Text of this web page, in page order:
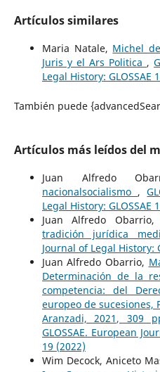
Artículos similares
Maria Natale, Michel
Juris y el Ars Politica ,
Legal History: GLOSSAE
También puede
Artículos más leídos del
Juan Alfredo
nacionalsocialismo ,
Legal History: GLOSSAE
Juan Alfredo Obarrio,
tradición jurídica
Journal of Legal History:
Juan Alfredo Obarrio,
Determinación de la
competencia: del
europeo de sucesiones,
Aranzadi, 2021, 309
GLOSSAE. European
19 (2022)
Wim Decock, Aniceto